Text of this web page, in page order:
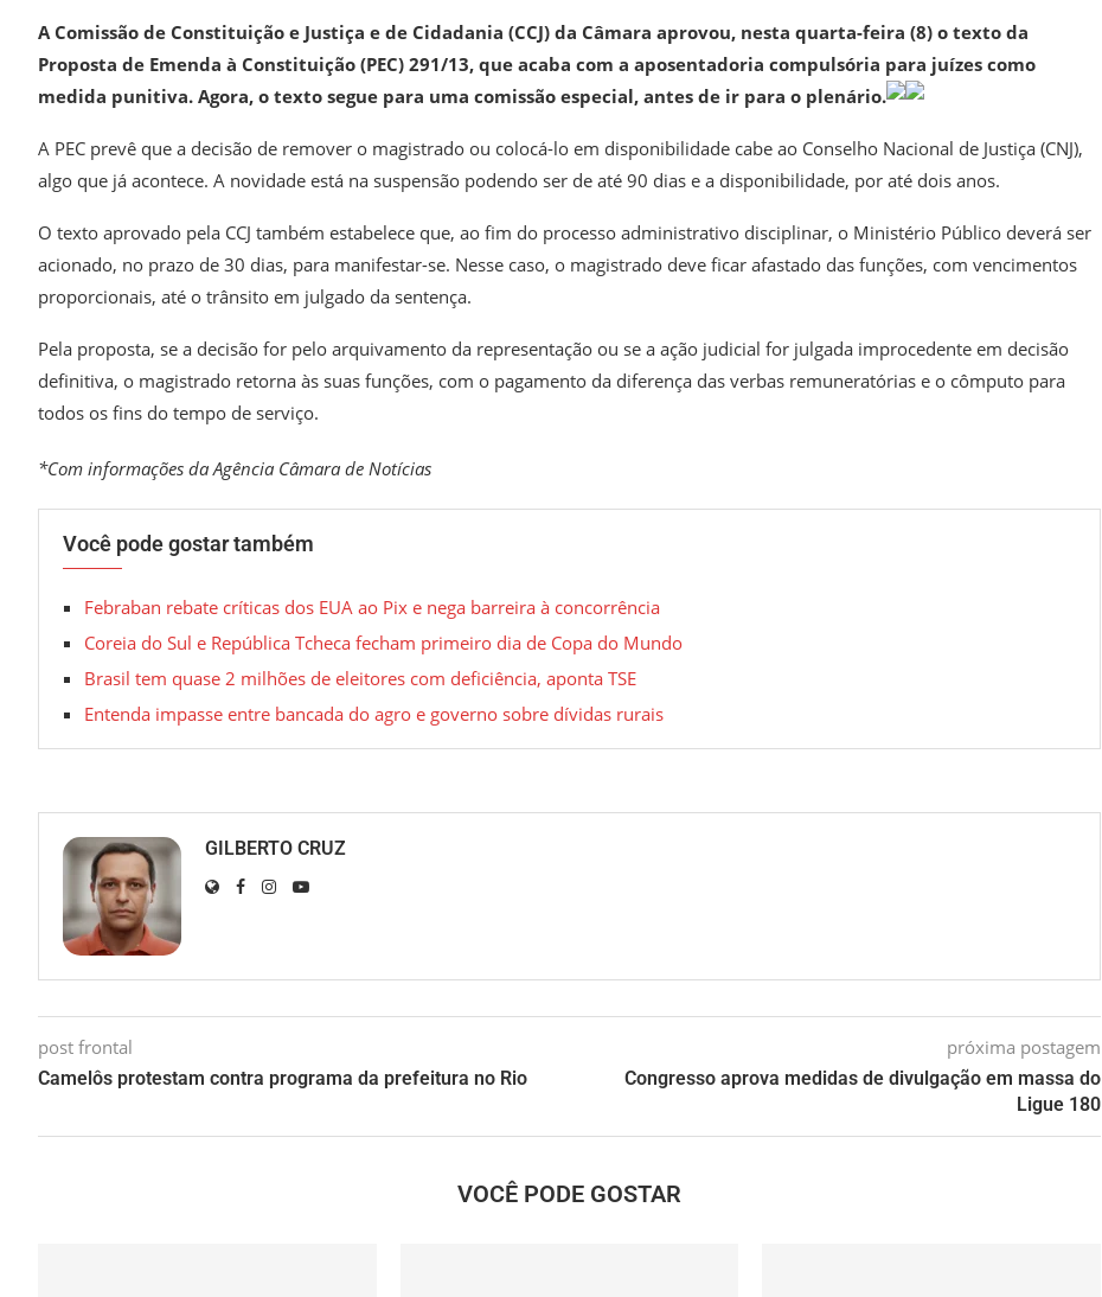
A Comissão de Constituição e Justiça e de Cidadania (CCJ) da Câmara aprovou, nesta quarta-feira (8) o texto da
Proposta de Emenda à Constituição (PEC) 291/13, que acaba com a aposentadoria compulsória para juízes como
medida punitiva. Agora, o texto segue para uma comissão especial, antes de ir para o plenário.
A PEC prevê que a decisão de remover o magistrado ou colocá-lo em disponibilidade cabe ao Conselho Nacional de Justiça (CNJ),
algo que já acontece. A novidade está na suspensão podendo ser de até 90 dias e a disponibilidade, por até dois anos.
O texto aprovado pela CCJ também estabelece que, ao fim do processo administrativo disciplinar, o Ministério Público deverá ser
acionado, no prazo de 30 dias, para manifestar-se. Nesse caso, o magistrado deve ficar afastado das funções, com vencimentos
proporcionais, até o trânsito em julgado da sentença.
Pela proposta, se a decisão for pelo arquivamento da representação ou se a ação judicial for julgada improcedente em decisão
definitiva, o magistrado retorna às suas funções, com o pagamento da diferença das verbas remuneratórias e o cômputo para
todos os fins do tempo de serviço.
*Com informações da Agência Câmara de Notícias
Você pode gostar também
Febraban rebate críticas dos EUA ao Pix e nega barreira à concorrência
Coreia do Sul e República Tcheca fecham primeiro dia de Copa do Mundo
Brasil tem quase 2 milhões de eleitores com deficiência, aponta TSE
Entenda impasse entre bancada do agro e governo sobre dívidas rurais
GILBERTO CRUZ
post frontal
Camelôs protestam contra programa da prefeitura no Rio
próxima postagem
Congresso aprova medidas de divulgação em massa do
Ligue 180
VOCÊ PODE GOSTAR